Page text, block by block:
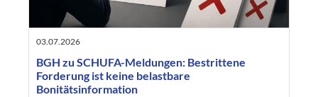
03.07.2026
BGH zu SCHUFA-Meldungen: Bestrittene
Forderung ist keine belastbare
Bonitätsinformation